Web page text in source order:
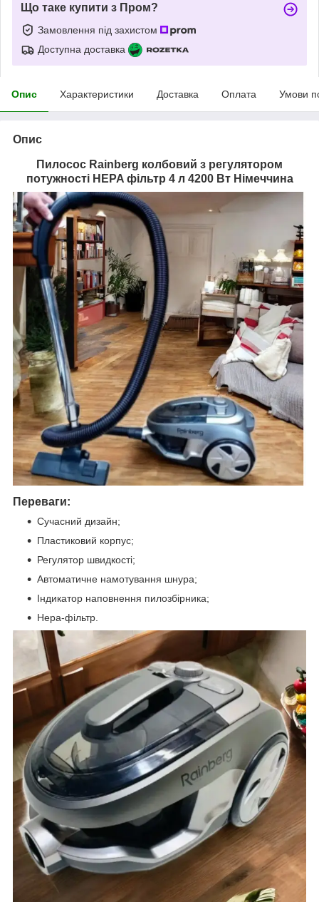
Що таке купити з Пром?
Замовлення під захистом
Доступна доставка
Опис Характеристики Доставка Оплата Умови
Опис
Пилосос Rainberg колбовий з регулятором
потужності HEPA фільтр 4 л 4200 ВтНімеччина
Переваги:
Сучасний дизайн;
Пластиковий корпус;
Регулятор швидкості;
Автоматичне намотування шнура;
Індикатор наповнення пилозбірника;
Нера-фільтр.